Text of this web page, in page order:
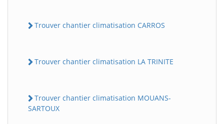
Trouver chantier climatisation CARROS
Trouver chantier climatisation LA TRINITE
Trouver chantier climatisation MOUANS-
SARTOUX